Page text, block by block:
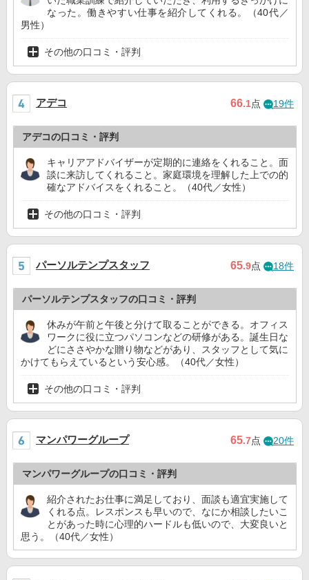
なった。働きやすい仕事を紹介してくれる。（40代／
男性）
その他の口コミ・評判
アデコ 66.1点 19件
アデコの口コミ・評判
キャリアアドバイザーが定期的に連絡をくれること。面
談に来訪してくれること。家庭環境を理解した上での的
確なアドバイスをくれること。（40代／女性）
その他の口コミ・評判
パーソルテンプスタッフ 65.9点 18件
パーソルテンプスタッフの口コミ・評判
休みが午前と午後と分けて取ることができる。オフィス
ワークに役に立つパソコンなどの研修がある。誕生日な
どにささやかな贈り物などがあり、スタッフとして気に
かけてもらえているという安心感。（40代／女性）
その他の口コミ・評判
マンパワーグループ 65.7点 20件
マンパワーグループの口コミ・評判
紹介されたお仕事に満足しており、面談も適宜実施して
くれる点。レスポンスも早いので、なにか相談したいこ
とがあった時に心理的ハードルも低いので、大変良いと
思う。（40代／女性）